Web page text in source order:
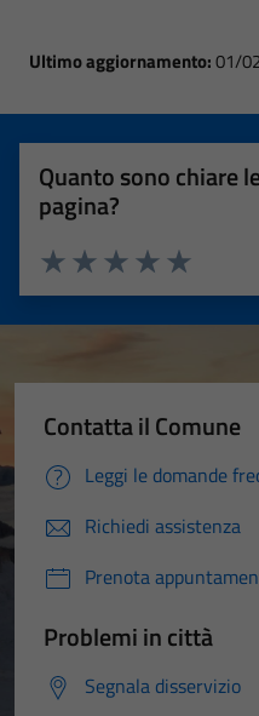
Ultimo aggiornamento:01/
Quanto sono chiare
pagina?
Valuta 5
Valuta 4 stelle
Valuta 3 stelle su 5
Valuta 2 stelle su 5
Valuta 1 stelle su 5
Contatta il Comune
Leggi le domande
Richiedi assistenza
Prenota
Problemi in città
Segnala disservizio